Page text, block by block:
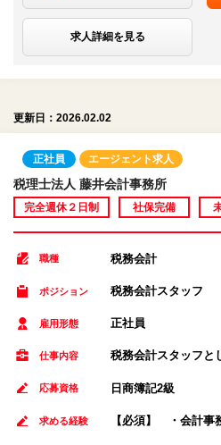
求人詳細を見る
更新日：2026.02.02
正社員 エージェント求人
税理士法人 藤井会計事務所
完全週休２日制 社保完備
職種 税務会計
ポジション 税務会計スタッフ
雇用形態 正社員
仕事内容 税務会計スタッフと
応募資格 日商簿記2級
求める経験 【必須】 ・会計事